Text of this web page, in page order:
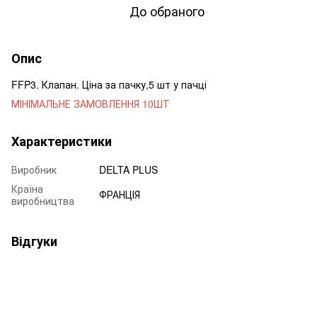
До обраного
Опис
FFP3. Клапан. Ціна за пачку,5 шт у пачці
МІНІМАЛЬНЕ ЗАМОВЛЕННЯ 10ШТ
Характеристики
Виробник
DELTA PLUS
Країна
виробництва
ФРАНЦІЯ
Відгуки